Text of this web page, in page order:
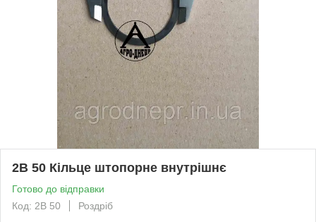
2В 50 Кільце штопорне внутрішнє
Готово до відправки
Код: 2В 50
Роздріб